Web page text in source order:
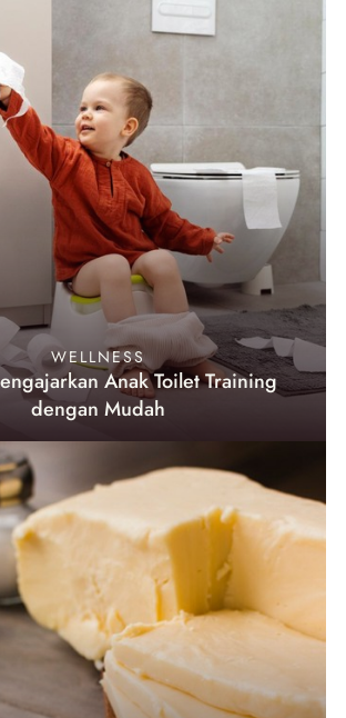
WELLNESS
Anak Toilet Training
dengan Mudah